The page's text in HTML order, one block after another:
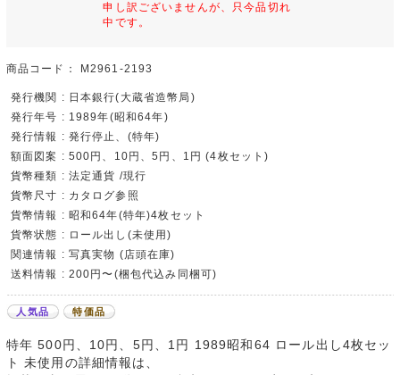
申し訳ございませんが、只今品切れ
中です。
商品コード： M2961-2193
発行機関 : 日本銀行(大蔵省造幣局)
発行年号 : 1989年(昭和64年)
発行情報 : 発行停止、(特年)
額面図案 : 500円、10円、5円、1円 (4枚セット)
貨幣種類 : 法定通貨 /現行
貨幣尺寸 : カタログ参照
貨幣情報 : 昭和64年(特年)4枚セット
貨幣状態 : ロール出し(未使用)
関連情報 : 写真実物 (店頭在庫)
送料情報 : 200円〜(梱包代込み同梱可)
人気品 特価品
特年 500円、10円、5円、1円 1989昭和64 ロール出し4枚セッ
ト 未使用の詳細情報は、